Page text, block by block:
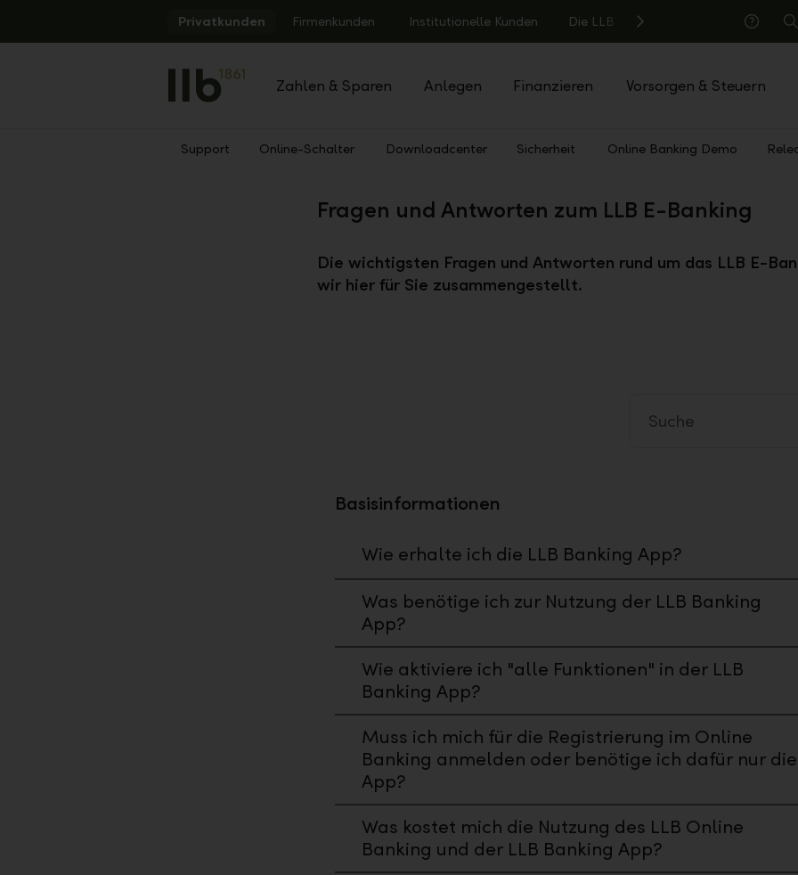
Privatkunden Firmenkunden Institutionelle Kunden Die LLB
Hilfe
Zahlen & Sparen Anlegen Finanzieren Vorsorgen & Steuern
Support Online-Schalter Downloadcenter Sicherheit Online Banking Demo
Fragen und Antworten zum LLB E-Banking
Die wichtigsten Fragen und Antworten rund um das LLB E-
wir hier für Sie zusammengestellt.
Basisinformationen
Wie erhalte ich die LLB Banking App?
Was benötige ich zur Nutzung der LLB Banking
App?
Wie aktiviere ich "alle Funktionen" in der LLB
Banking App?
Muss ich mich für die Registrierung im Online
Banking anmelden oder benötige ich dafür nur die
App?
Was kostet mich die Nutzung des LLB Online
Banking und der LLB Banking App?